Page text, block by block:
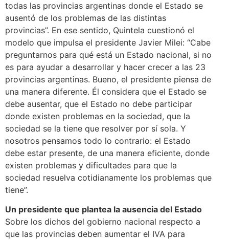
todas las provincias argentinas donde el Estado se
ausentó de los problemas de las distintas
provincias”. En ese sentido, Quintela cuestionó el
modelo que impulsa el presidente Javier Milei: “Cabe
preguntarnos para qué está un Estado nacional, si no
es para ayudar a desarrollar y hacer crecer a las 23
provincias argentinas. Bueno, el presidente piensa de
una manera diferente. Él considera que el Estado se
debe ausentar, que el Estado no debe participar
donde existen problemas en la sociedad, que la
sociedad se la tiene que resolver por sí sola. Y
nosotros pensamos todo lo contrario: el Estado
debe estar presente, de una manera eficiente, donde
existen problemas y dificultades para que la
sociedad resuelva cotidianamente los problemas que
tiene”.
Un presidente que plantea la ausencia del Estado
Sobre los dichos del gobierno nacional respecto a
que las provincias deben aumentar el IVA para